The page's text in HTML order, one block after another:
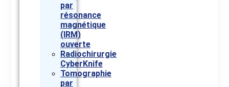
par
résonance
magnétique
(IRM)
ouverte
Radiochirurgie
CyberKnife
Tomographie
par